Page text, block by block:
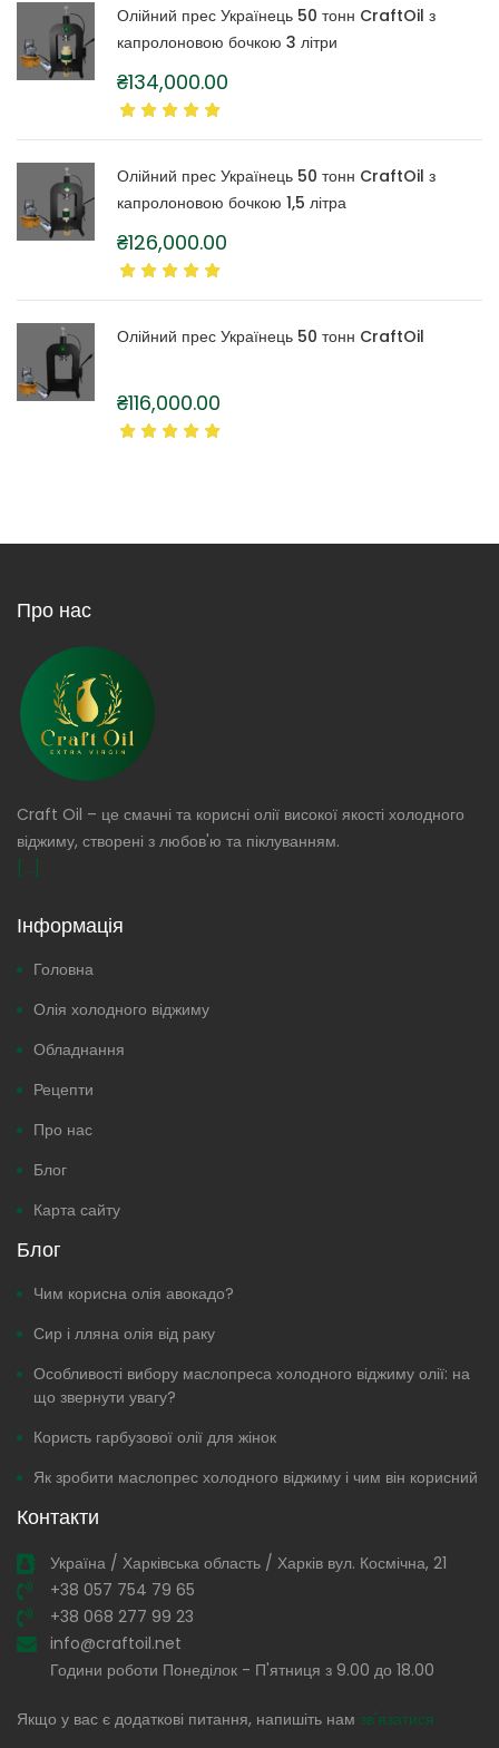
Олійний прес Українець 50 тонн CraftOil з
капролоновою бочкою 3 літри
₴134,000.00
Олійний прес Українець 50 тонн CraftOil з
капролоновою бочкою 1,5 літра
₴126,000.00
Олійний прес Українець 50 тонн CraftOil
₴116,000.00
Про нас
Craft Oil – це смачні та корисні олії високої якості холодного
віджиму, створені з любов'ю та піклуванням.
[...]
Інформація
Головна
Олія холодного віджиму
Обладнання
Рецепти
Про нас
Блог
Карта сайту
Блог
Чим корисна олія авокадо?
Сир і лляна олія від раку
Особливості вибору маслопреса холодного віджиму олії: на
що звернути увагу?
Користь гарбузової олії для жінок
Як зробити маслопрес холодного віджиму і чим він корисний
Контакти
Україна / Харківська область / Харків вул. Космічна, 21
+38 057 754 79 65
+38 068 277 99 23
info@craftoil.net
Години роботи Понеділок - П'ятниця з 9.00 до 18.00
Якщо у вас є додаткові питання, напишіть нам зв'язатися